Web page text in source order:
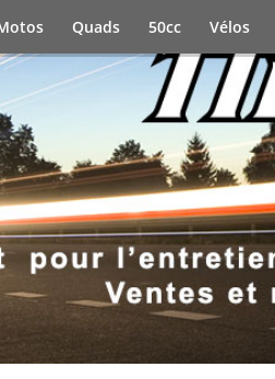
Quads 50cc Vélos